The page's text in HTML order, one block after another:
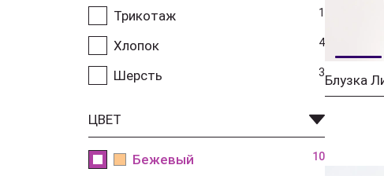
Трикотаж 1
Хлопок 4
Шерсть 3
ЦВЕТ
Бежевый 10
Блузка